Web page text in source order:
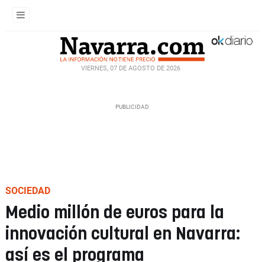
VIERNES, 07 DE AGOSTO DE 2026
SOCIEDAD
Medio millón de euros para la
innovación cultural en Navarra:
así es el programa